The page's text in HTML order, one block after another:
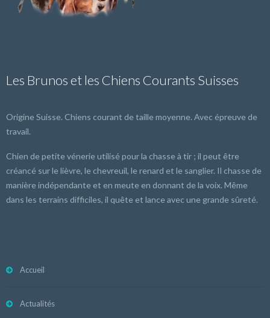
Les Brunos et les Chiens Courants Suisses
Origine Suisse. Chiens courant de taille moyenne. Avec épreuve de
travail.
Chien de petite vénerie utilisé pour la chasse à tir ; il peut être
créancé sur le lièvre, le chevreuil, le renard et le sanglier. Il chasse de
manière indépendante et en meute en donnant de la voix. Même
dans les terrains difficiles, il quête et lance avec une grande sûreté.
Accueil
Actualités